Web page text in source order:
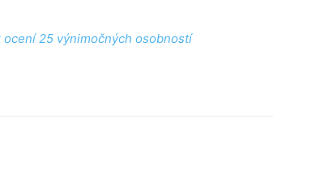
25 výnimočných osobností